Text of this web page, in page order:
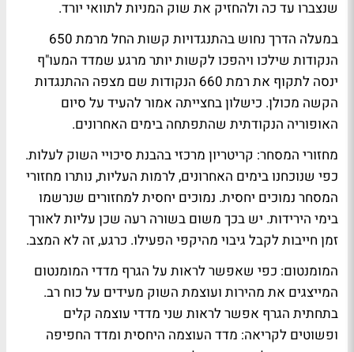
שנצברו עד כה ולהחזיק את שוק המניות לתוואי יורד.
במעלה הדרך נחוש בהתנגדויות קשות החל מרמת 650
הנקודות שילכו ויהפכו לקשות יותר מרגע שמדד המעו"ף
ינסה לתקוף את רמת 660 הנקודות שם מצפה ההתנגדות
הקשה מכולן. כישלון בחצייתה אמור להעיד על סיום
האופוריה הנקודתית שהתפתחה בימים האחרונים.
מחזורי המסחר: קריטריון מרכזי בהבנת סיכויי השוק לעלות.
כפי שנוכחנו בימים האחרונים, לרמות העליות, נותרו מחזורי
המסחר נמוכים יחסית. נמוכים יחסית למחזורים שנרשמו
בימי הירידות. יש בכך משום בשורה רעה שכן עליות לאורך
זמן חייבות לקבל גיבוי מהיקפי הפעילו. כרגע, זה לא המצב.
המומנטום: כפי שאפשר לראות על הגרף מדדי המומנטום
המייצגים את מהירות ועוצמת השוק מעידים על כוח רב.
בתחתית הגרף אפשר לראות שני מדדי עוצמה קלים
ופשוטים לקריאה: מדד העוצמה היחסית ומדד החפיפה